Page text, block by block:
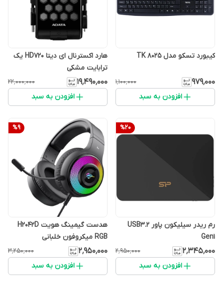
کیبورد تسکو مدل TK 8025
۹۷۹٬۰۰۰ ۱٬۱۰۰٬۰۰۰
افزودن به سبد
هارد اکسترنال ای دیتا HD720 یک
ترابایت مشکی
۱۹٬۴۹۰٬۰۰۰ ۲۲٬۰۰۰٬۰۰۰
افزودن به سبد
%20
رم ریدر سیلیکون پاور USB3.2
Gen1
۲٬۳۴۵٬۰۰۰ ۲٬۹۵۰٬۰۰۰
افزودن به سبد
%9
هدست گیمینگ هویت H2042D
RGB میکروفون خلبانی
۲٬۹۵۰٬۰۰۰ ۳٬۲۵۰٬۰۰۰
افزودن به سبد